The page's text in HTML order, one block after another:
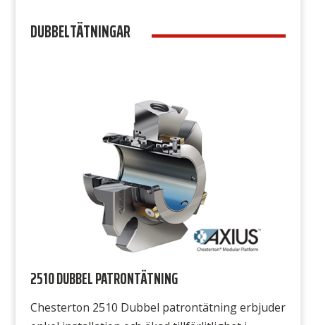
anläggningar och dess applikationer med
DUBBELTÄTNINGAR
2510 DUBBEL PATRONTÄTNING
Chesterton 2510 Dubbel patrontätning erbjuder